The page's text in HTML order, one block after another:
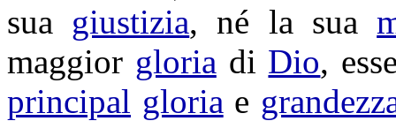
sua giustizia, né la sua
maggior gloria di Dio,
principal gloria e